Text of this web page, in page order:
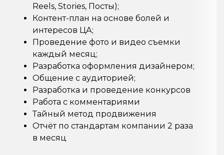
Reels, Stories, Посты);
Контент-план на основе болей и
интересов ЦА;
Проведение фото и видео съемки
каждый месяц;
Разработка оформления дизайнером;
Общение с аудиторией;
Разработка и проведение конкурсов
Работа с комментариями
Тайный метод продвижения
Отчёт по стандартам компании 2 раза
в месяц